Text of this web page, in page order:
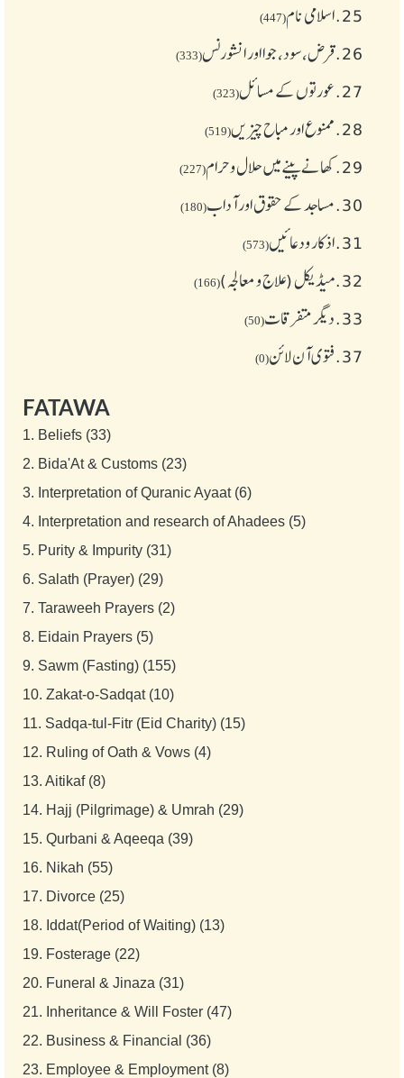
25. اسلامی نام(447)
26. قرض،سود، جوا اور انشورنس(333)
27. عورتوں کے مسائل(323)
28. ممنوع اور مباح چیز یں(519)
29. کھانے پینے میں حلال و حرام(227)
30. مساجد کے حقوق اور آداب(180)
31. اذکار ودعائیں(573)
32. میڈیکل (علاج و معالجہ)(166)
33. دیگر متفرقات(50)
37. فتوی آن لائن(0)
FATAWA
1. Beliefs (33)
2. Bida'At & Customs (23)
3. Interpretation of Quranic Ayaat (6)
4. Interpretation and research of Ahadees (5)
5. Purity & Impurity (31)
6. Salath (Prayer) (29)
7. Taraweeh Prayers (2)
8. Eidain Prayers (5)
9. Sawm (Fasting) (155)
10. Zakat-o-Sadqat (10)
11. Sadqa-tul-Fitr (Eid Charity) (15)
12. Ruling of Oath & Vows (4)
13. Aitikaf (8)
14. Hajj (Pilgrimage) & Umrah (29)
15. Qurbani & Aqeeqa (39)
16. Nikah (55)
17. Divorce (25)
18. Iddat(Period of Waiting) (13)
19. Fosterage (22)
20. Funeral & Jinaza (31)
21. Inheritance & Will Foster (47)
22. Business & Financial (36)
23. Employee & Employment (8)